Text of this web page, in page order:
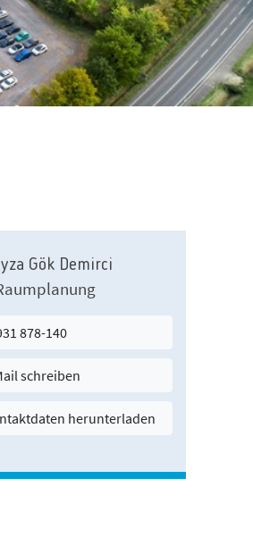
Gök Demirci
878-140
schreiben
herunterladen